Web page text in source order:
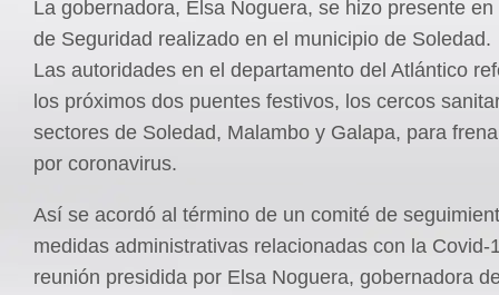
La gobernadora, Elsa Noguera, se hizo presente
de Seguridad realizado en el municipio de Soledad.
Las autoridades en el departamento del Atlántico
los próximos dos puentes festivos, los cercos
sectores de Soledad, Malambo y Galapa, para
por coronavirus.
Así se acordó al término de un comité de
medidas administrativas relacionadas con la Covid-
reunión presidida por Elsa Noguera, gobernadora